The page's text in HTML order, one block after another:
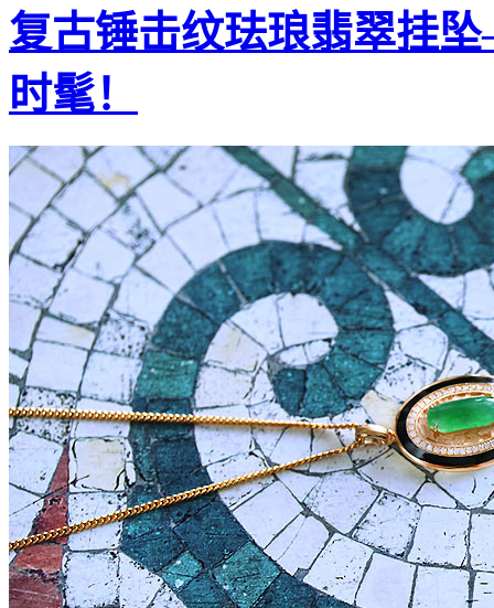
复古锤击纹珐琅翡翠挂
时髦！